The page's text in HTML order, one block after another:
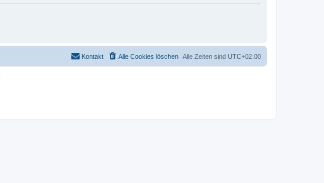
Alle Zeiten sind UTC+02:00
Alle Cookies löschen
Kontakt